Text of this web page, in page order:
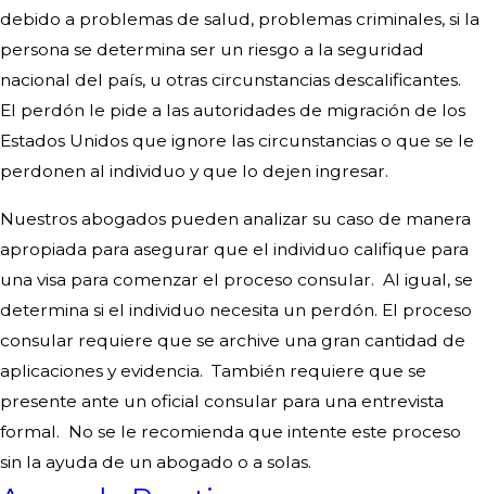
debido a problemas de salud, problemas criminales, si la
persona se determina ser un riesgo a la seguridad
nacional del país, u otras circunstancias descalificantes.
El perdón le pide a las autoridades de migración de los
Estados Unidos que ignore las circunstancias o que se le
perdonen al individuo y que lo dejen ingresar.
Nuestros abogados pueden analizar su caso de manera
apropiada para asegurar que el individuo califique para
una visa para comenzar el proceso consular. Al igual, se
determina si el individuo necesita un perdón. El proceso
consular requiere que se archive una gran cantidad de
aplicaciones y evidencia. También requiere que se
presente ante un oficial consular para una entrevista
formal. No se le recomienda que intente este proceso
sin la ayuda de un abogado o a solas.